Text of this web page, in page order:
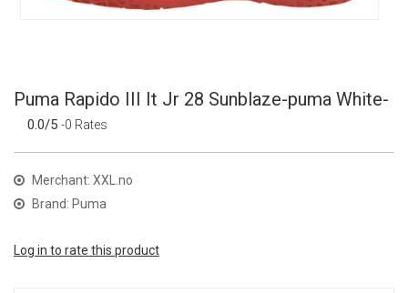
Puma Rapido III It Jr 28 Sunblaze-puma White-
0.0/5 -0 Rates
Merchant: XXL.no
Brand: Puma
Log in to rate this product